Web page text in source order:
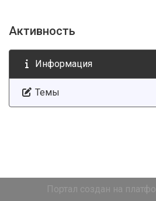
Активность
Информация
Темы
Портал создан на